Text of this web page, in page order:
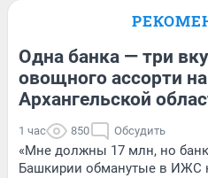
Одна банка — три
овощного ассорти
Архангельской
1 час 850 Обсудить
«Мне должны 17 млн, но
Башкирии обманутые в ИЖС